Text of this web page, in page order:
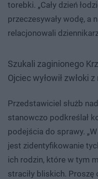
torebki. „Cały dzień
przeczesywały wodę, a
relacjonowali
Szukali zaginionego
Ojciec wyłowił zwłoki z
Przedstawiciel służb
stanowczo podkreślał
podejścia do sprawy.
jest zidentyfikowanie
ich rodzin, które w tym
straciły bliskich.